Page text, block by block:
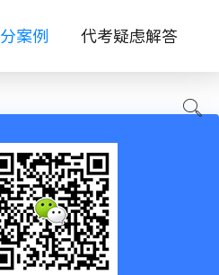
案例 代考疑虑解答